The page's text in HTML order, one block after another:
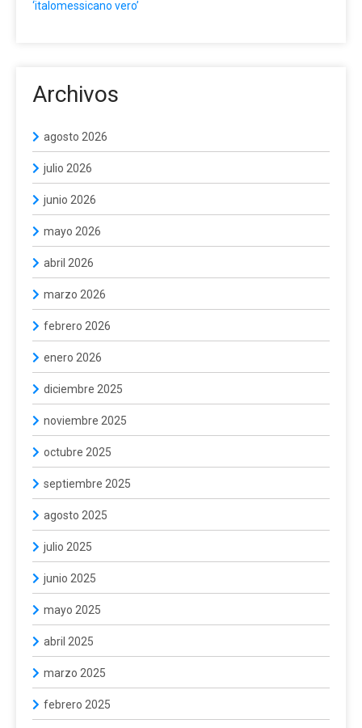
‘italomessicano vero’
Archivos
agosto 2026
julio 2026
junio 2026
mayo 2026
abril 2026
marzo 2026
febrero 2026
enero 2026
diciembre 2025
noviembre 2025
octubre 2025
septiembre 2025
agosto 2025
julio 2025
junio 2025
mayo 2025
abril 2025
marzo 2025
febrero 2025